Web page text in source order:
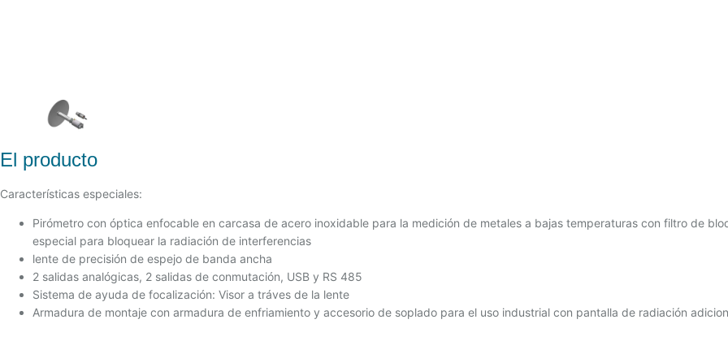
El producto
Características especiales:
Pirómetro con óptica enfocable en carcasa de acero inoxidable para la medición de metales a bajas temperaturas con filtro de
especial para bloquear la radiación de interferencias
lente de precisión de espejo de banda ancha
2 salidas analógicas, 2 salidas de conmutación, USB y RS 485
Sistema de ayuda de focalización: Visor a tráves de la lente
Armadura de montaje con armadura de enfriamiento y accesorio de soplado para el uso industrial con pantalla de radiación